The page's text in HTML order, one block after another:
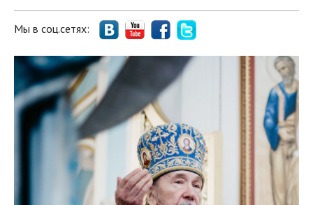
Мы в соц.сетях: